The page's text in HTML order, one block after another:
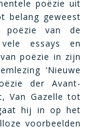
poëzie uit
belang geweest
van de
essays en
poëzie in zijn
‘Nieuwe
der Avant-
Van Gazelle tot
hij in op het
voorbeelden